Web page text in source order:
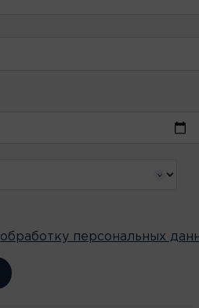
обработку персональных